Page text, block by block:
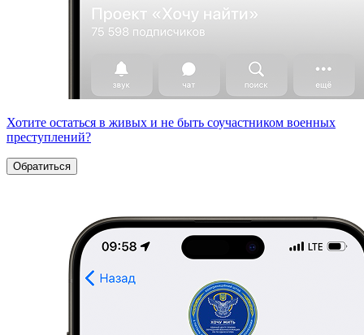
Хотите остаться в живых и не быть соучастником военных
преступлений?
Обратиться